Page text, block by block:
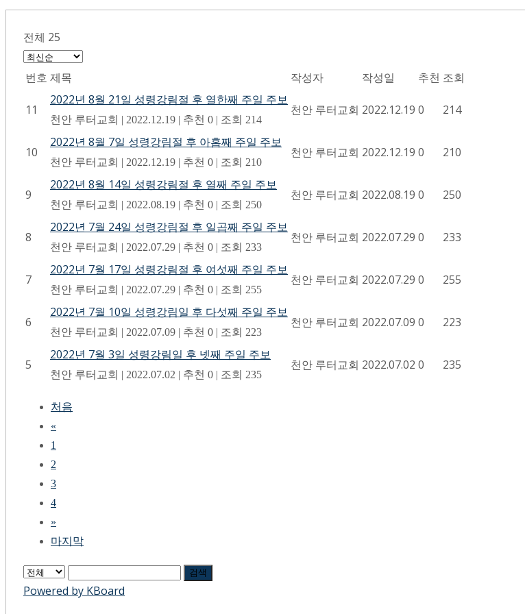
전체 25
번호 제목 작성자 작성일 추천 조회
11
2022년 8월 21일 성령강림절 후 열한째 주일 주보
천안 루터교회 | 2022.12.19 | 추천 0 | 조회 214
천안 루터교회 2022.12.19 0 214
10
2022년 8월 7일 성령강림절 후 아홉째 주일 주보
천안 루터교회 | 2022.12.19 | 추천 0 | 조회 210
천안 루터교회 2022.12.19 0 210
9
2022년 8월 14일 성령강림절 후 열째 주일 주보
천안 루터교회 | 2022.08.19 | 추천 0 | 조회 250
천안 루터교회 2022.08.19 0 250
8
2022년 7월 24일 성령강림절 후 일곱째 주일 주보
천안 루터교회 | 2022.07.29 | 추천 0 | 조회 233
천안 루터교회 2022.07.29 0 233
7
2022년 7월 17일 성령강림절 후 여섯째 주일 주보
천안 루터교회 | 2022.07.29 | 추천 0 | 조회 255
천안 루터교회 2022.07.29 0 255
6
2022년 7월 10일 성령강림일 후 다섯째 주일 주보
천안 루터교회 | 2022.07.09 | 추천 0 | 조회 223
천안 루터교회 2022.07.09 0 223
5
2022년 7월 3일 성령강림일 후 넷째 주일 주보
천안 루터교회 | 2022.07.02 | 추천 0 | 조회 235
천안 루터교회 2022.07.02 0 235
처음
«
1
2
3
4
»
마지막
검색
Powered by KBoard